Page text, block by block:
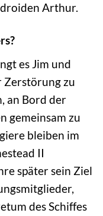
Arthur.
es Jim und
Zerstörung zu
an Bord der
gemeinsam zu
bleiben im
II
später sein Ziel
des Schiffes